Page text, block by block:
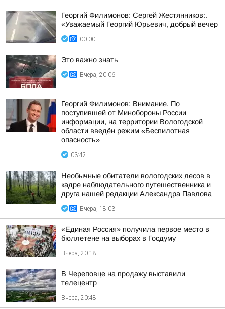
Георгий Филимонов: Сергей Жестянников:.
«Уважаемый Георгий Юрьевич, добрый вечер
00:00
Это важно знать
Вчера, 20:06
Георгий Филимонов: Внимание. По
поступившей от Минобороны России
информации, на территории Вологодской
области введён режим «Беспилотная
опасность»
03:42
Необычные обитатели вологодских лесов в
кадре наблюдательного путешественника и
друга нашей редакции Александра Павлова
Вчера, 18:03
«Единая Россия» получила первое место в
бюллетене на выборах в Госдуму
Вчера, 20:18
В Череповце на продажу выставили
телецентр
Вчера, 20:48